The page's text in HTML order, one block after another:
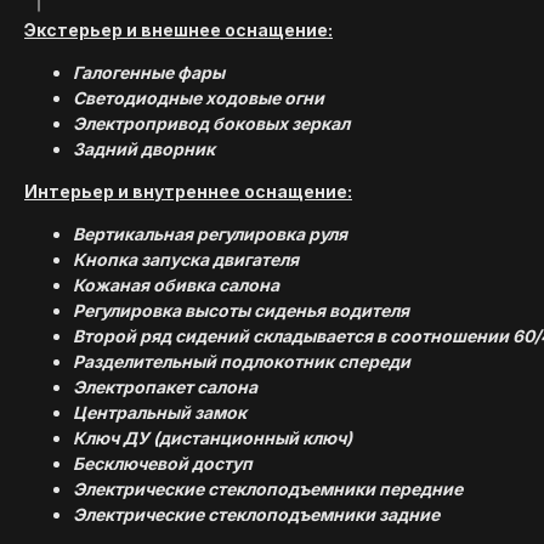
Экстерьер и внешнее оснащение:
Галогенные фары
Светодиодные ходовые огни
Электропривод боковых зеркал
Задний дворник
Интерьер и внутреннее оснащение:
Вертикальная регулировка руля
Кнопка запуска двигателя
Кожаная обивка салона
Регулировка высоты сиденья водителя
Второй ряд сидений складывается в соотношении
Разделительный подлокотник спереди
Электропакет салона
Центральный замок
Ключ ДУ (дистанционный ключ)
Бесключевой доступ
Электрические стеклоподъемники передние
Электрические стеклоподъемники задние